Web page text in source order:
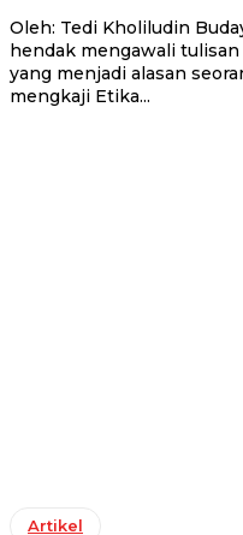
Oleh: Tedi Kholiludin Budaya Jawa yang Adaptif Saya
hendak mengawali
yang menjadi alasan
mengkaji Etika...
Artikel